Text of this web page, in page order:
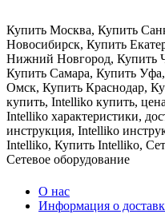
Купить Москва, Купить
Новосибирск, Купить
Нижний Новгород, Купить
Купить Самара, Купить Уфа,
Омск, Купить Краснодар,
купить, Intelliko купить, цена
Intelliko характеристики,
инструкция, Intelliko
Intelliko, Купить Intelliko,
Сетевое оборудование
О нас
Информация о